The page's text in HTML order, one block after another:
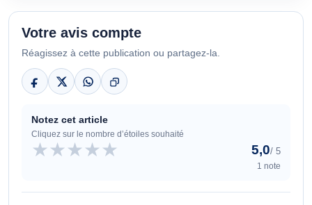
Votre avis compte
Réagissez à cette publication ou partagez-la.
Notez cet article
Cliquez sur le nombre d’étoiles souhaité
★★★★★ 5,0/ 5
1 note